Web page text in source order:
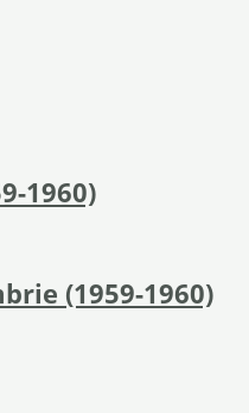
1960)
(1959-1960)